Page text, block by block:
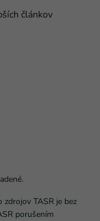
zdrojov TASR je bez
porušením
článkov